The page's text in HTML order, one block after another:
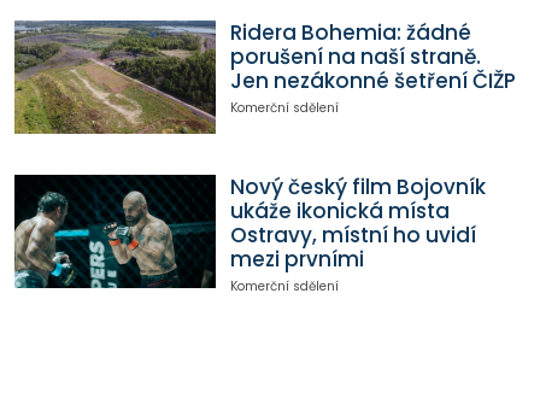
Ridera Bohemia: žádné
porušení na naší straně.
Jen nezákonné šetření ČIŽP
Komerční sdělení
Nový český film Bojovník
ukáže ikonická místa
Ostravy, místní ho uvidí
mezi prvními
Komerční sdělení